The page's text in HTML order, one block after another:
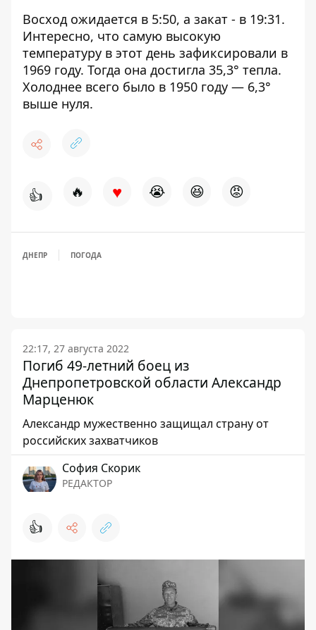
Восход ожидается в 5:50, а закат - в 19:31.
Интересно, что самую высокую
температуру в этот день зафиксировали в
1969 году. Тогда она достигла 35,3° тепла.
Холоднее всего было в 1950 году — 6,3°
выше нуля.
👍 🔥 ♥ 😭 😆 😡
ДНЕПР ПОГОДА
22:17, 27 августа 2022
Погиб 49-летний боец из
Днепропетровской области Александр
Марценюк
Александр мужественно защищал страну от
российских захватчиков
София Скорик
РЕДАКТОР
👍